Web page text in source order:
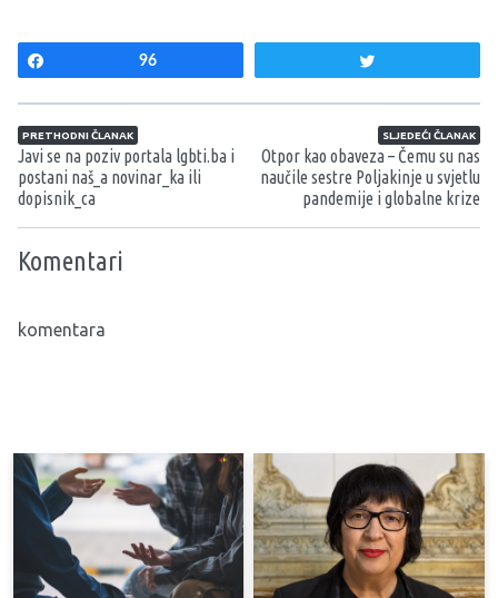
96
Navigacija članaka
PRETHODNI ČLANAK
Javi se na poziv portala lgbti.ba i
postani naš_a novinar_ka ili
dopisnik_ca
SLJEDEĆI ČLANAK
Otpor kao obaveza – Čemu su nas
naučile sestre Poljakinje u svjetlu
pandemije i globalne krize
Komentari
komentara